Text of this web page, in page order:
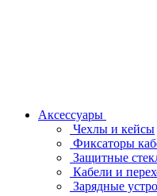
Аксессуары
Чехлы и кейсы
Фиксаторы
Защитные
Кабели и
Зарядные